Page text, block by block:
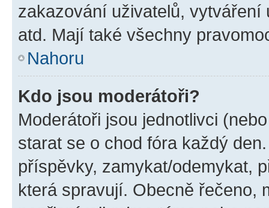
zakazování uživatelů,
atd. Mají také všechny
Nahoru
Kdo jsou moderátoři?
Moderátoři jsou jednotlivci
starat se o chod fóra každý
příspěvky, zamykat/odemykat,
která spravují. Obecně řečeno,